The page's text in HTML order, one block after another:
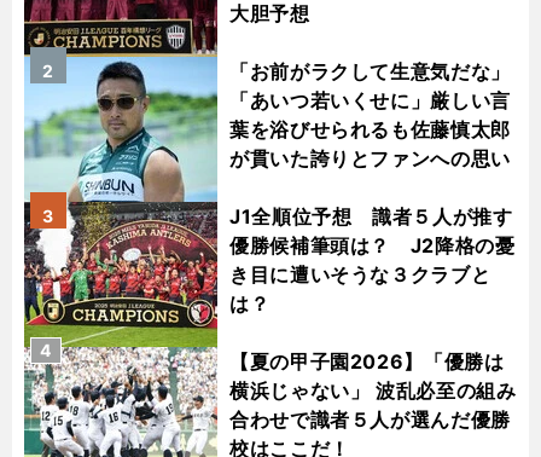
大胆予想
「お前がラクして生意気だな」
「あいつ若いくせに」厳しい言
葉を浴びせられるも佐藤慎太郎
が貫いた誇りとファンへの思い
2
J1全順位予想 識者５人が推す
優勝候補筆頭は？ J2降格の憂
き目に遭いそうな３クラブと
は？
3
【夏の甲子園2026】「優勝は
横浜じゃない」 波乱必至の組み
合わせで識者５人が選んだ優勝
校はここだ！
4